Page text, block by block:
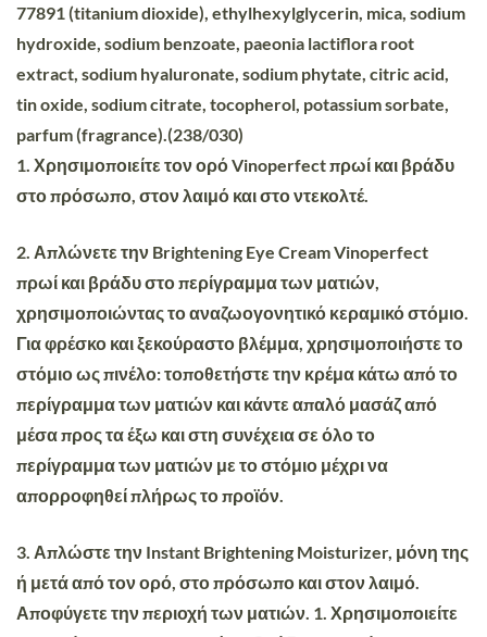
77891 (titanium dioxide), ethylhexylglycerin, mica, sodium
hydroxide, sodium benzoate, paeonia lactiflora root
extract, sodium hyaluronate, sodium phytate, citric acid,
tin oxide, sodium citrate, tocopherol, potassium sorbate,
parfum (fragrance).(238/030)
1. Χρησιμοποιείτε τον ορό Vinoperfect πρωί και βράδυ
στο πρόσωπο, στον λαιμό και στο ντεκολτέ.
2. Απλώνετε την Brightening Eye Cream Vinoperfect
πρωί και βράδυ στο περίγραμμα των ματιών,
χρησιμοποιώντας το αναζωογονητικό κεραμικό στόμιο.
Για φρέσκο και ξεκούραστο βλέμμα, χρησιμοποιήστε το
στόμιο ως πινέλο: τοποθετήστε την κρέμα κάτω από το
περίγραμμα των ματιών και κάντε απαλό μασάζ από
μέσα προς τα έξω και στη συνέχεια σε όλο το
περίγραμμα των ματιών με το στόμιο μέχρι να
απορροφηθεί πλήρως το προϊόν.
3. Απλώστε την Instant Brightening Moisturizer, μόνη της
ή μετά από τον ορό, στο πρόσωπο και στον λαιμό.
Αποφύγετε την περιοχή των ματιών. 1. Χρησιμοποιείτε